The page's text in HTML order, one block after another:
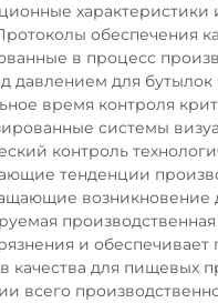
обеспечения
в процесс
давлением для
время контроля
системы
контроль
тенденции
возникновение
и
качества для пищевых
всего